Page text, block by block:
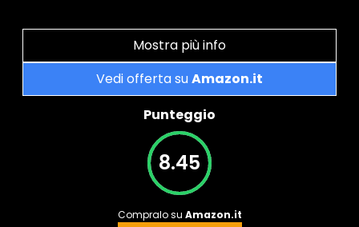
Mostra più info
Vedi offerta suAmazon.it
Punteggio
8.45
Compralo su Amazon.it